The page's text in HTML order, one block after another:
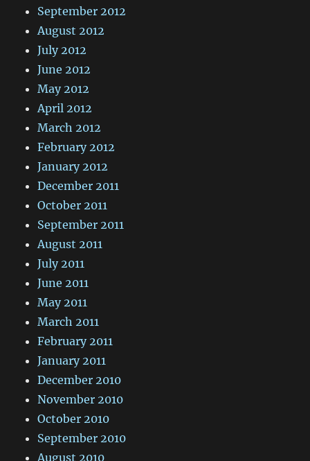
September 2012
August 2012
July 2012
June 2012
May 2012
April 2012
March 2012
February 2012
January 2012
December 2011
October 2011
September 2011
August 2011
July 2011
June 2011
May 2011
March 2011
February 2011
January 2011
December 2010
November 2010
October 2010
September 2010
August 2010